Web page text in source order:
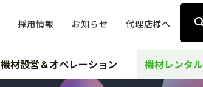
採用情報 お知らせ 代理店様へ
機材設営＆オペレーション 機材レンタル